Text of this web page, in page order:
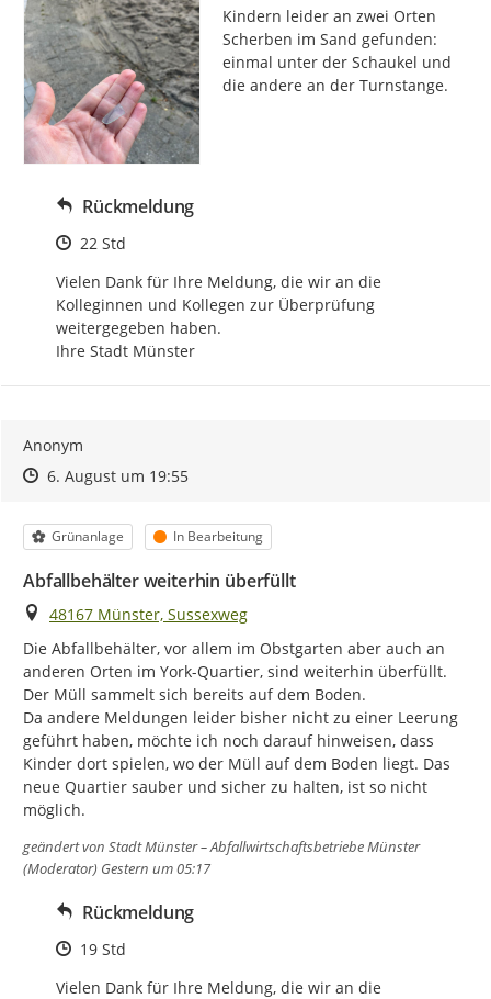
Kindern leider an zwei Orten
Scherben im Sand gefunden:
einmal unter der Schaukel und
die andere an der Turnstange.
Rückmeldung
Zeitpunkt des Erstellens
22 Std
Vielen Dank für Ihre Meldung, die wir an die
Kolleginnen und Kollegen zur Überprüfung
weitergegeben haben.
Ihre Stadt Münster
Anonym
Zeitpunkt des Erstellens
Zeitpunkt des Erstellens
6. August um 19:55Zur Äußerung
Kategorie
Grünanlage Status
In Bearbeitung
Abfallbehälter weiterhin überfüllt
Ort
48167 Münster, Sussexweg
Die Abfallbehälter, vor allem im Obstgarten aber auch an
anderen Orten im York-Quartier, sind weiterhin überfüllt.
Der Müll sammelt sich bereits auf dem Boden.
Da andere Meldungen leider bisher nicht zu einer Leerung
geführt haben, möchte ich noch darauf hinweisen, dass
Kinder dort spielen, wo der Müll auf dem Boden liegt. Das
neue Quartier sauber und sicher zu halten, ist so nicht
möglich.
geändert von Stadt Münster – Abfallwirtschaftsbetriebe Münster
(Moderator) Gestern um 05:17
Rückmeldung
Zeitpunkt des Erstellens
19 Std
Vielen Dank für Ihre Meldung, die wir an die